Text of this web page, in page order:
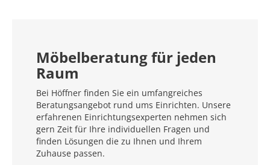
Möbelberatung für jeden
Raum
Bei Höffner finden Sie ein umfangreiches
Beratungsangebot rund ums Einrichten. Unsere
erfahrenen Einrichtungsexperten nehmen sich
gern Zeit für Ihre individuellen Fragen und
finden Lösungen die zu Ihnen und Ihrem
Zuhause passen.